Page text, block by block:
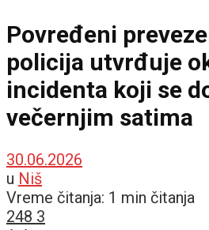
Povređeni
policija utvrđuje
incidenta koji se
večernjim satima
30.06.2026
u Niš
Vreme čitanja: 1 min čitanja
248 3